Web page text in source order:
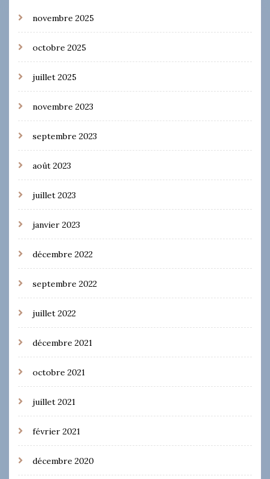
novembre 2025
octobre 2025
juillet 2025
novembre 2023
septembre 2023
août 2023
juillet 2023
janvier 2023
décembre 2022
septembre 2022
juillet 2022
décembre 2021
octobre 2021
juillet 2021
février 2021
décembre 2020